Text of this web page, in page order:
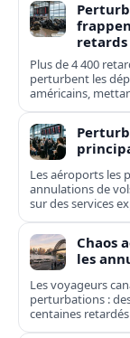
Plus de 4 400
perturbent les
américains,
compagnies
Les aéroports les
annulations de
sur des services
Coastal.
Chaos
les
Les voyageurs
perturbations :
centaines
de Toronto à